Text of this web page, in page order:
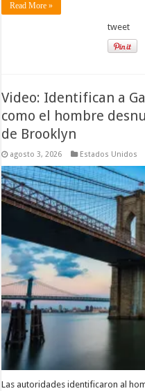
Read More »
tweet
Video: Identifican a
como el hombre
de Brooklyn
agosto 3, 2026 Estados Unidos
Las autoridades identificaron al